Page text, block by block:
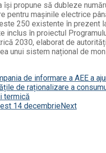
își propune să dubleze
pentru mașinile electrice
250 existente în prezent
inclus în proiectul
2030, elaborat de
unui sistem național de
de informare a AEE a
de raționalizare a
termică
14 decembrieNext